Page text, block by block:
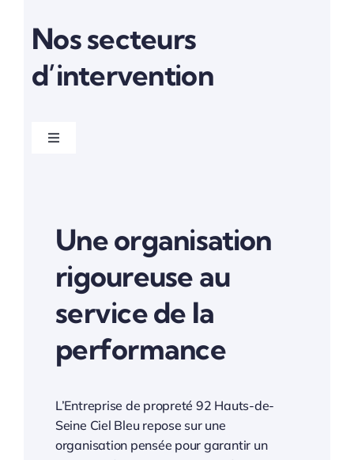
Nos secteurs
d’intervention
Toggle
Entreprise de propreté Ile de France
Entreprise de propreté Paris 75
Entreprise de propreté 77 Seine et Marne
Entreprise de propreté 91 Essonne
Une organisation
rigoureuse au
service de la
performance
L’Entreprise de propreté 92 Hauts-de-
Seine Ciel Bleu repose sur une
organisation pensée pour garantir un